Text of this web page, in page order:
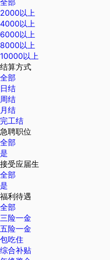
全部
2000以上
4000以上
6000以上
8000以上
10000以上
结算方式
全部
日结
周结
月结
完工结
急聘职位
全部
是
接受应届生
全部
是
福利待遇
全部
三险一金
五险一金
包吃住
综合补贴